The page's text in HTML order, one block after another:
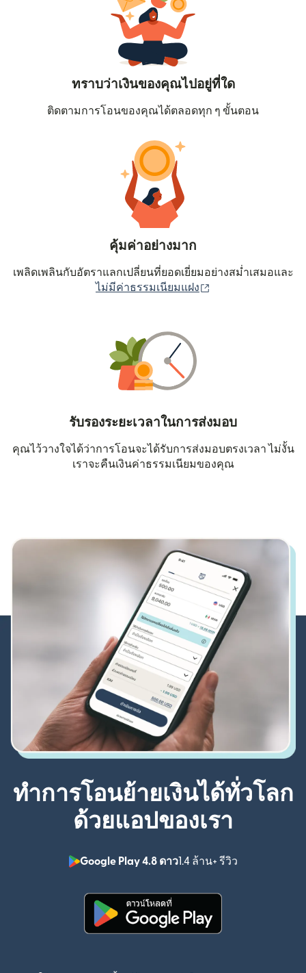
ทราบว่าเงินของคุณไปอยู่ที่ใด
ติดตามการโอนของคุณได้ตลอดทุก ๆ ขั้นตอน
คุ้มค่าอย่างมาก
เพลิดเพลินกับอัตราแลกเปลี่ยนที่ยอดเยี่ยมอย่างสม่ำเสมอและ
ไม่มีค่าธรรมเนียมแฝง
รับรองระยะเวลาในการส่งมอบ
คุณไว้วางใจได้ว่าการโอนจะได้รับการส่งมอบตรงเวลา ไม่งั้น
เราจะคืนเงินค่าธรรมเนียมของคุณ
ทำการโอนย้ายเงินได้ทั่วโลก
ด้วยแอปของเรา
Google Play 4.8 ดาว1.4 ล้าน+ รีวิว
(เปิดในหน้าต่